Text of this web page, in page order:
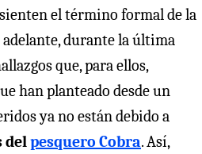
el término formal de la
adelante, durante la última
que, para ellos,
han planteado desde un
ya no están debido a
delpesquero Cobra. Así,